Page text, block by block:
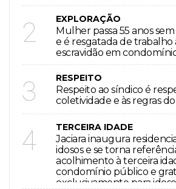
2 EXPLORAÇÃO
Mulher passa 55 anos
e é resgatada de trabalho
escravidão em
3 RESPEITO
Respeito ao síndico é
coletividade e às regras
4 TERCEIRA IDADE
Jaciara inaugura
idosos e se torna
acolhimento à terceira
condomínio público e
exclusivamente para